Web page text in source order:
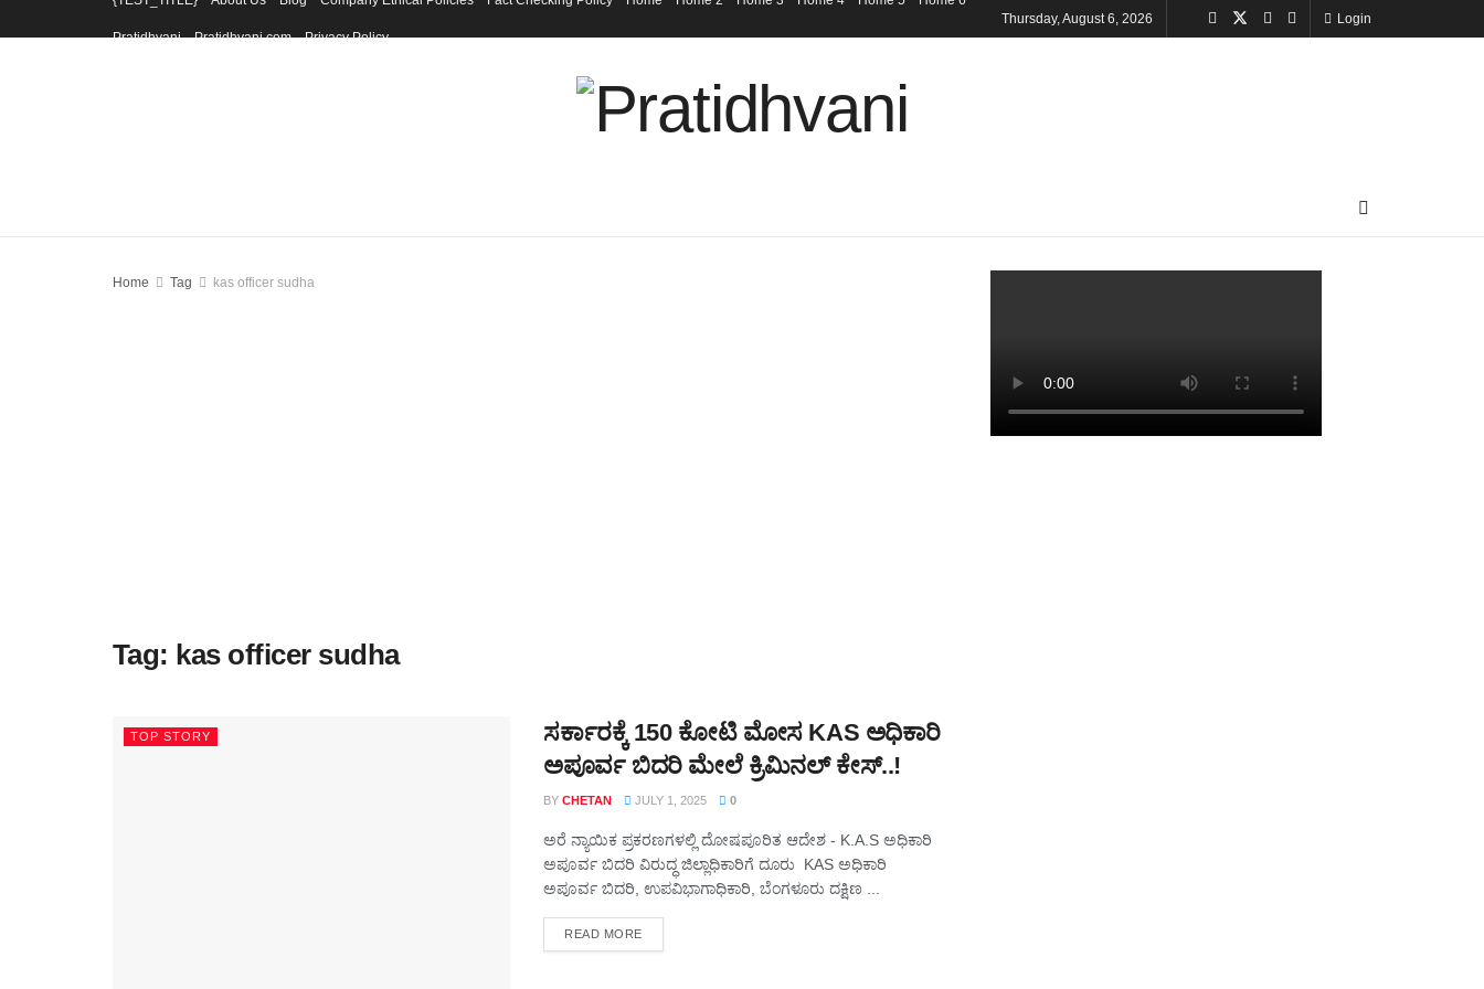
Pratidhvani Pratidhvani.com Privacy Policy
Thursday, August 6, 2026 Login
Home Tag kas officer sudha
Tag: kas officer sudha
TOP STORY
ಸರ್ಕಾರಕ್ಕೆ 150 ಕೋಟಿ ಮೋಸ KAS ಅಧಿಕಾರಿ
ಅಪೂರ್ವ ಬಿದರಿ ಮೇಲೆ ಕ್ರಿಮಿನಲ್ ಕೇಸ್..!
BY CHETAN JULY 1, 2025 0
ಅರೆ ನ್ಯಾಯಿಕ ಪ್ರಕರಣಗಳಲ್ಲಿ ದೋಷಪೂರಿತ ಆದೇಶ - K.A.S ಅಧಿಕಾರಿ
ಅಪೂರ್ವ ಬಿದರಿ ವಿರುದ್ಧ ಜಿಲ್ಲಾಧಿಕಾರಿಗೆ ದೂರು KAS ಅಧಿಕಾರಿ
ಅಪೂರ್ವ ಬಿದರಿ, ಉಪವಿಭಾಗಾಧಿಕಾರಿ, ಬೆಂಗಳೂರು ದಕ್ಷಿಣ ...
READ MOREDETAILS